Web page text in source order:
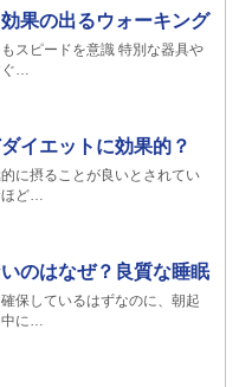
果の出るウォーキング
スピードを意識 特別な器具や
ぐ…
イエットに効果的？
に摂ることが良いとされてい
ほど…
のはなぜ？良質な睡眠
保しているはずなのに、朝起
中に…